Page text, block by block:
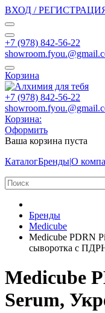
ВХОД /
+7 (978) 842-56-22
Корзина
+7 (978) 842-56-22
Корзина:
Оформить
Ваша корзина пуста
КаталогБренды|О
Бренды
Medicube
Medicube PDRN
сыворотка с
Medicube
Serum,